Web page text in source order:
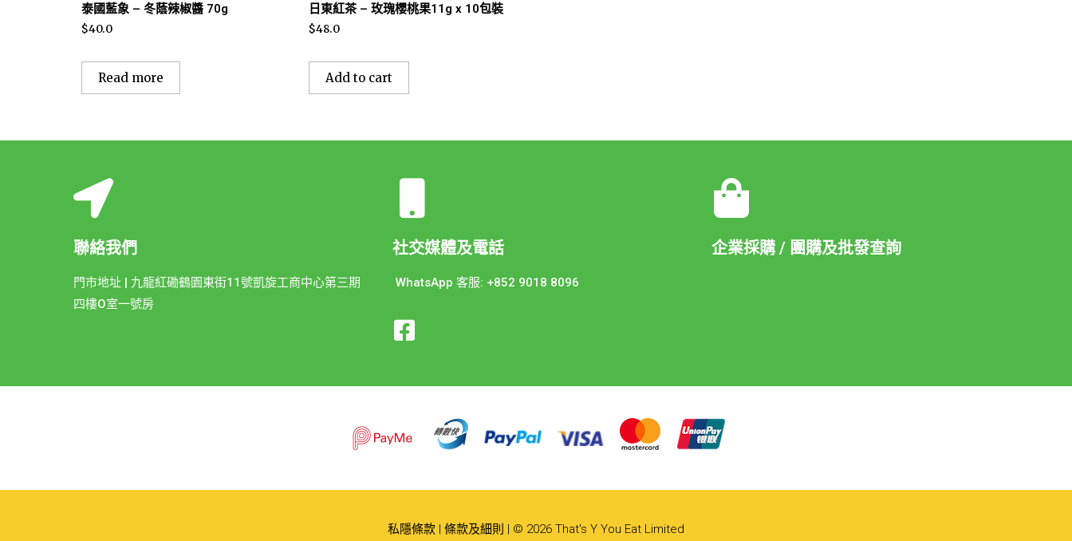
泰國藍象 – 冬蔭辣椒醬 70g
$40.0
Read more
日東紅茶 – 玫瑰櫻桃果11g x 10包裝
$48.0
Add to cart
聯絡我們
門市地址 | 九龍紅磡鶴園東街11號凱旋工商中心第三期
四樓O室一號房
社交媒體及電話
WhatsApp 客服: +852 9018 8096
企業採購 / 團購及批發查詢
私隱條款 | 條款及細則 | © 2026 That's Y You Eat Limited